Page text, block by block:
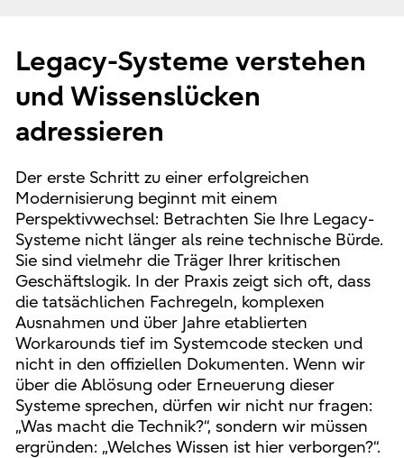
Legacy-Systeme verstehen
und Wissenslücken
adressieren
Der erste Schritt zu einer erfolgreichen
Modernisierung beginnt mit einem
Perspektivwechsel: Betrachten Sie Ihre Legacy-
Systeme nicht länger als reine technische Bürde.
Sie sind vielmehr die Träger Ihrer kritischen
Geschäftslogik. In der Praxis zeigt sich oft, dass
die tatsächlichen Fachregeln, komplexen
Ausnahmen und über Jahre etablierten
Workarounds tief im Systemcode stecken und
nicht in den offiziellen Dokumenten. Wenn wir
über die Ablösung oder Erneuerung dieser
Systeme sprechen, dürfen wir nicht nur fragen:
„Was macht die Technik?“, sondern wir müssen
ergründen: „Welches Wissen ist hier verborgen?“.